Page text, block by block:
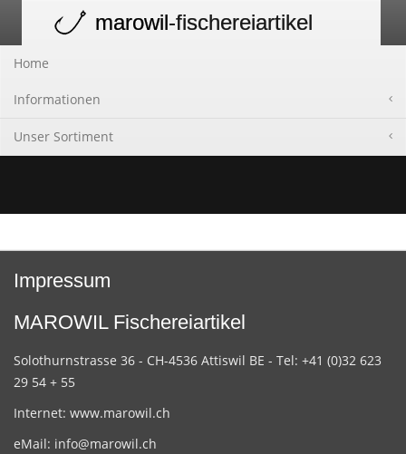
navigation
marowil-fischereiartikel
Home
Informationen
Unser Sortiment
Impressum
MAROWIL Fischereiartikel
Solothurnstrasse 36 - CH-4536 Attiswil BE - Tel: +41 (0)32 623
29 54 + 55
Internet: www.marowil.ch
eMail: info@marowil.ch